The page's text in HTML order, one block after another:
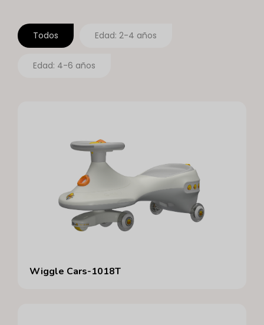
Todos Edad: 2-4 años
Edad: 4-6 años
Wiggle Cars-1018T